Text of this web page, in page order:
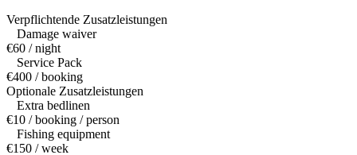
Verpflichtende Zusatzleistungen
Damage waiver
€60 / night
Service Pack
€400 / booking
Optionale Zusatzleistungen
Extra bedlinen
€10 / booking / person
Fishing equipment
€150 / week